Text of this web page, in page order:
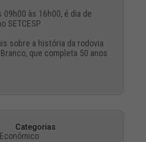
09h00 às 16h00, é dia de
SETCESP
sobre a história da rodovia
que completa 50 anos
Categorias